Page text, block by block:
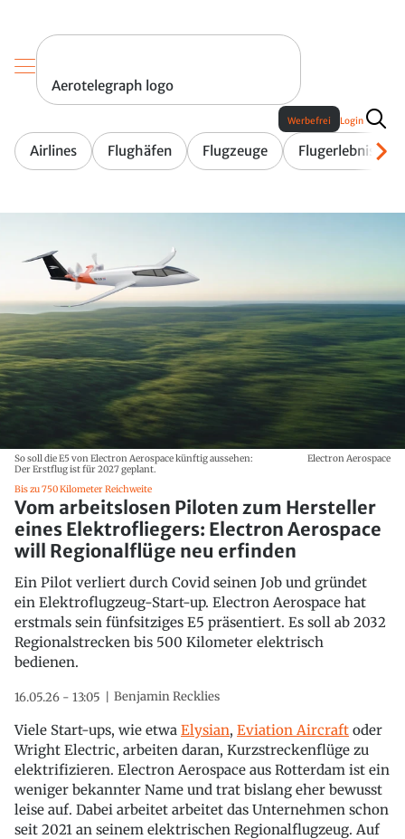
Aerotelegraph logo
Airlines Flughäfen Flugzeuge Flugerlebnis
Werbefrei Login
So soll die E5 von Electron Aerospace künftig aussehen:
Der Erstflug ist für 2027 geplant.
Electron Aerospace
Bis zu 750 Kilometer Reichweite
Vom arbeitslosen Piloten zum Hersteller
eines Elektrofliegers: Electron Aerospace
will Regionalflüge neu erfinden
Ein Pilot verliert durch Covid seinen Job und gründet
ein Elektroflugzeug-Start-up. Electron Aerospace hat
erstmals sein fünfsitziges E5 präsentiert. Es soll ab 2032
Regionalstrecken bis 500 Kilometer elektrisch
bedienen.
16.05.26 - 13:05 Benjamin Recklies
Viele Start-ups, wie etwa Elysian, Eviation Aircraft oder
Wright Electric, arbeiten daran, Kurzstreckenflüge zu
elektrifizieren. Electron Aerospace aus Rotterdam ist ein
weniger bekannter Name und trat bislang eher bewusst
leise auf. Dabei arbeitet arbeitet das Unternehmen schon
seit 2021 an seinem elektrischen Regionalflugzeug. Auf